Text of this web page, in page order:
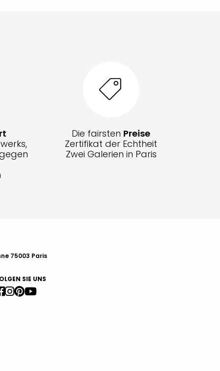
Die fairsten Preise
Zertifikat der Echtheit
Zwei Galerien in Paris
75003 Paris
SIE UNS